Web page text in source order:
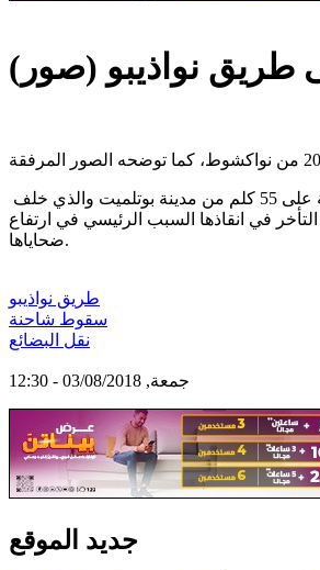
نواذيبو (صور)
في انقاذها السبب الرئيسي في ارتفاع
ضحاياها.
طريق نواذيبو
سقوط شاحنة
نقل البضائع
جمعة, 03/08/2018 - 12:30
جديد الموقع